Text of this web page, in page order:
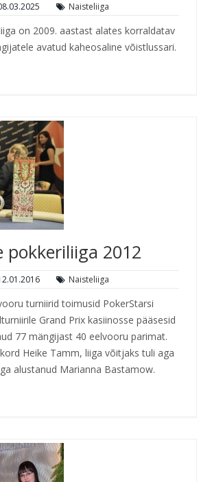
Naisteliiga
on 2009. aastast alates korraldatav
avatud kaheosaline võistlussari.
pokkeriliiga 2012
Naisteliiga
turniirid toimusid PokerStarsi
Grand Prix kasiinosse pääsesid
77 mängijast 40 eelvooru parimat.
Heike Tamm, liiga võitjaks tuli aga
alustanud Marianna Bastamow.